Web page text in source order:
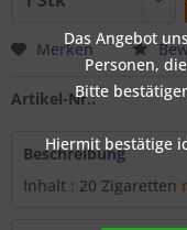
Merken
Artikel-Nr.:
Beschreibung
Inhalt : 20 Zigaretten
Das Angebot
Personen,
Bitte
Hiermit bestätige